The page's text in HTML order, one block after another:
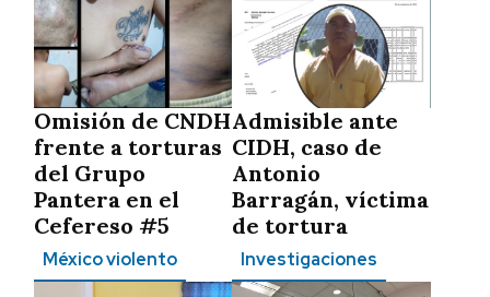
Omisión de CNDH
frente a torturas
del Grupo
Pantera en el
Cefereso #5
Admisible ante
CIDH, caso de
Antonio
Barragán, víctima
de tortura
México violento Investigaciones